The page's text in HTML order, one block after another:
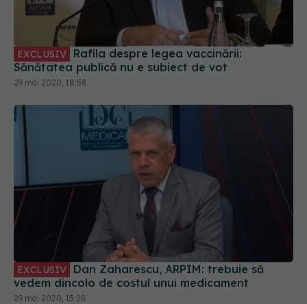
EXCLUSIV
Sănătatea publică nu e subiect de vot
29 mai 2020, 18:58
EXCLUSIV
vedem dincolo de costul unui medicament
29 mai 2020, 15:28